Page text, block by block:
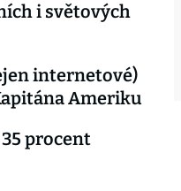
i světových
internetové)
Ameriku
procent